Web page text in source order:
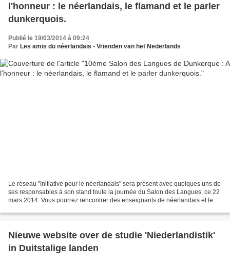
l'honneur : le néerlandais, le flamand et le parler
dunkerquois.
Publié le 19/03/2014 à 09:24
Par Les amis du néerlandais - Vrienden van het Nederlands
Le réseau "Initiative pour le néerlandais" sera présent avec quelques uns de
ses responsables à son stand toute la journée du Salon des Langues, ce 22
mars 2014. Vous pourrez rencontrer des enseignants de néerlandais et les
Nieuwe website over de studie 'Niederlandistik'
in Duitstalige landen